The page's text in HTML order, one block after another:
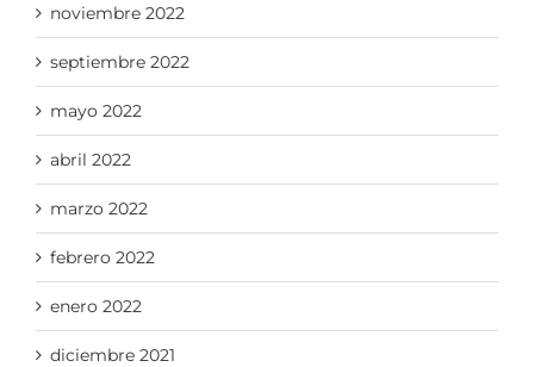
noviembre 2022
septiembre 2022
mayo 2022
abril 2022
marzo 2022
febrero 2022
enero 2022
diciembre 2021